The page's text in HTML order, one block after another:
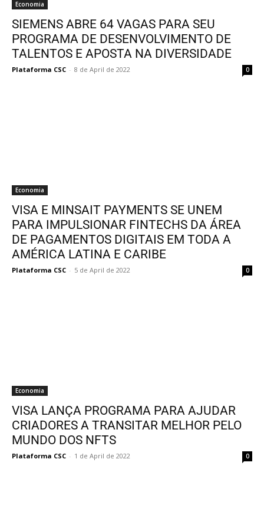
Economia
SIEMENS ABRE 64 VAGAS PARA SEU
PROGRAMA DE DESENVOLVIMENTO DE
TALENTOS E APOSTA NA DIVERSIDADE
Plataforma CSC - 8 de April de 2022 0
Economia
VISA E MINSAIT PAYMENTS SE UNEM
PARA IMPULSIONAR FINTECHS DA ÁREA
DE PAGAMENTOS DIGITAIS EM TODA A
AMÉRICA LATINA E CARIBE
Plataforma CSC - 5 de April de 2022 0
Economia
VISA LANÇA PROGRAMA PARA AJUDAR
CRIADORES A TRANSITAR MELHOR PELO
MUNDO DOS NFTS
Plataforma CSC - 1 de April de 2022 0